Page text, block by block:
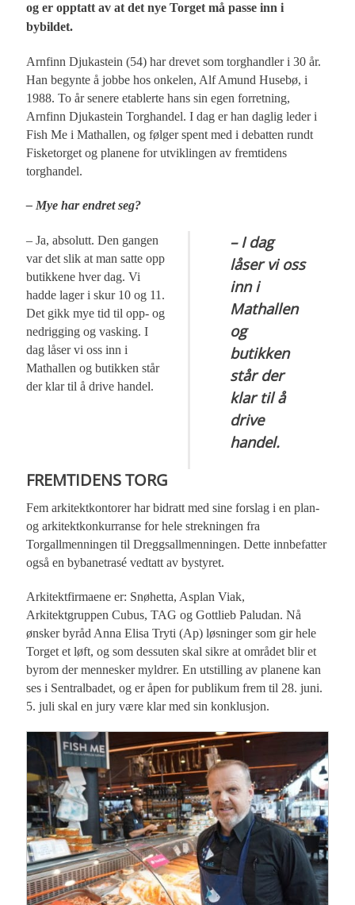
og er opptatt av at det nye Torget må passe inn i
bybildet.
Arnfinn Djukastein (54) har drevet som torghandler i 30 år.
Han begynte å jobbe hos onkelen, Alf Amund Husebø, i
1988. To år senere etablerte hans sin egen forretning,
Arnfinn Djukastein Torghandel. I dag er han daglig leder i
Fish Me i Mathallen, og følger spent med i debatten rundt
Fisketorget og planene for utviklingen av fremtidens
torghandel.
– Mye har endret seg?
– I dag
låser vi oss
inn i
Mathallen
og
butikken
står der
klar til å
drive
handel.
– Ja, absolutt. Den gangen
var det slik at man satte opp
butikkene hver dag. Vi
hadde lager i skur 10 og 11.
Det gikk mye tid til opp- og
nedrigging og vasking. I
dag låser vi oss inn i
Mathallen og butikken står
der klar til å drive handel.
FREMTIDENS TORG
Fem arkitektkontorer har bidratt med sine forslag i en plan-
og arkitektkonkurranse for hele strekningen fra
Torgallmenningen til Dreggsallmenningen. Dette innbefatter
også en bybanetrasé vedtatt av bystyret.
Arkitektfirmaene er: Snøhetta, Asplan Viak,
Arkitektgruppen Cubus, TAG og Gottlieb Paludan. Nå
ønsker byråd Anna Elisa Tryti (Ap) løsninger som gir hele
Torget et løft, og som dessuten skal sikre at området blir et
byrom der mennesker myldrer. En utstilling av planene kan
ses i Sentralbadet, og er åpen for publikum frem til 28. juni.
5. juli skal en jury være klar med sin konklusjon.